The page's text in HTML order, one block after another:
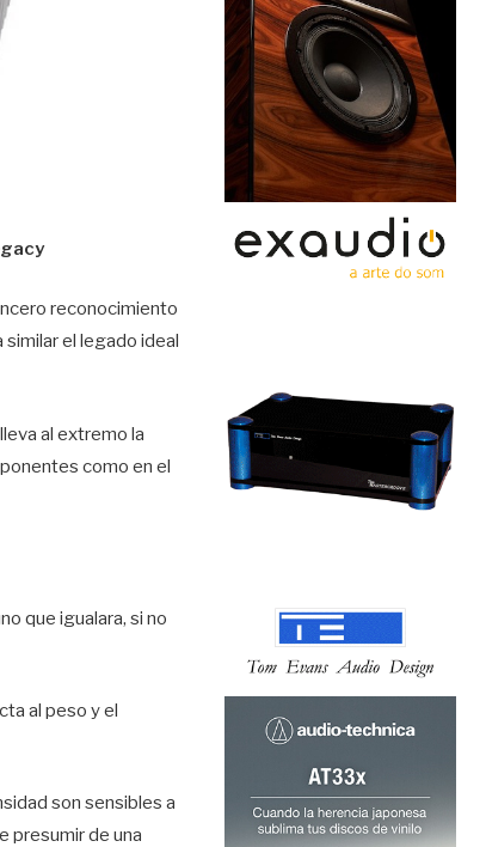
reconocimiento
el legado ideal
al extremo la
como en el
que igualara, si no
al peso y el
son sensibles a
presumir de una